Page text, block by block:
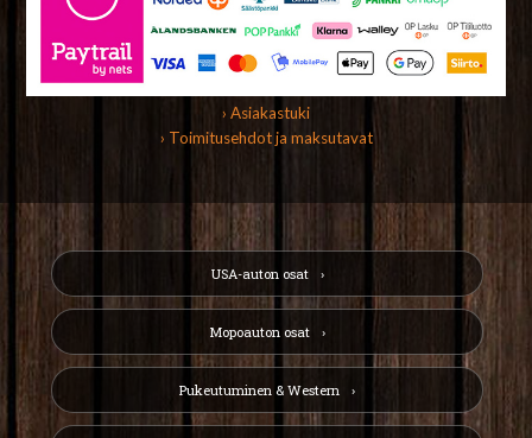
› Asiakastuki
› Toimitusehdot ja maksutavat
USA-auton osat
Mopoauton osat
Pukeutuminen & Western